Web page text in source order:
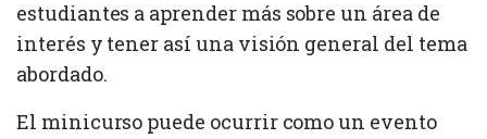
estudiantes a aprender más sobre un área de
interés y tener así una visión general del tema
abordado.
El minicurso puede ocurrir como un evento